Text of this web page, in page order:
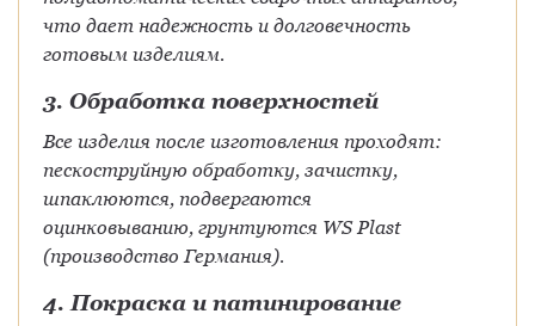
что дает надежность и долговечность
готовым изделиям.
3. Обработка поверхностей
Все изделия после изготовления проходят:
пескоструйную обработку, зачистку,
шпаклюются, подвергаются
оцинковыванию, грунтуются WS Plast
(производство Германия).
4. Покраска и патинирование